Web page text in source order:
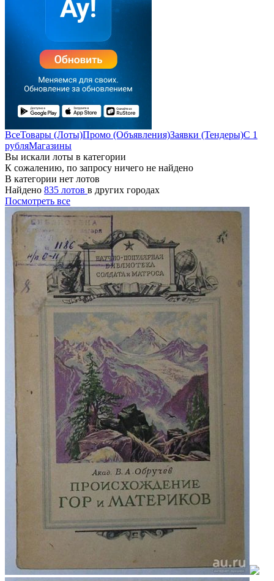
ВсеТовары (Лоты)Промо (Объявления)Заявки (Тендеры)С 1
рубляМагазины
Вы искали лоты в категории
К сожалению, по запросу ничего не найдено
В категории нет лотов
Найдено 835 лотов в других городах
Посмотреть все